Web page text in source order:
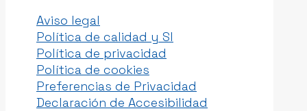
Aviso legal
Política de calidad y SI
Política de privacidad
Política de cookies
Preferencias de Privacidad
Declaración de Accesibilidad